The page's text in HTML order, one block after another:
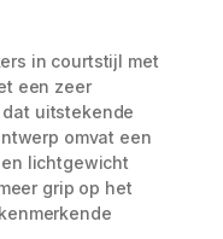
in courtstijl met
een zeer
uitstekende
omvat een
lichtgewicht
grip op het